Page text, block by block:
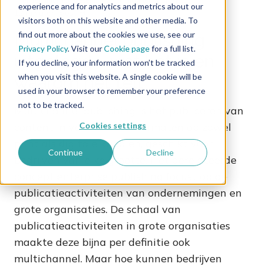
experience and for analytics and metrics about our
visitors both on this website and other media. To
find out more about the cookies we use, see our
Privacy Policy. Visit ourCookie pagefor a full list.
If you decline, your information won’t be tracked
when you visit this website. A single cookie will be
used in your browser to remember your preference
not to be tracked.
Cookies settings
Continue Decline
12 minuten leestijd
Multichannel publishing
uitgelegd – wat het is en
waarom het telt
Multichannel publishing is het publiceren van
content in verschillende formaten op zowel
print als digitale kanalen, geschikt voor
bedrijven van elke grootte. Het gerelateerde
concept enterprise publishing focust op de
publicatieactiviteiten van ondernemingen en
grote organisaties. De schaal van
publicatieactiviteiten in grote organisaties
maakte deze bijna per definitie ook
multichannel. Maar hoe kunnen bedrijven